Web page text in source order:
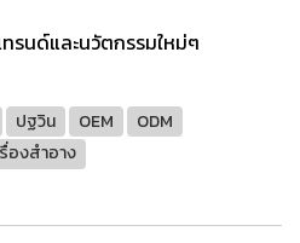
รนด์และนวัตกรรมใหม่ๆ
ปฐวิน OEM
ODM
องสำอาง